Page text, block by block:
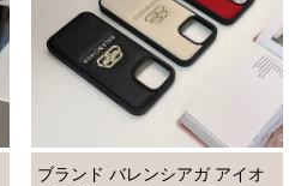
ブランド バレンシアガ アイオ